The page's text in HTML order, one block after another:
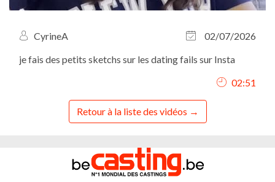
CyrineA
02/07/2026
je fais des petits sketchs sur les dating fails sur Insta
02:51
Retour à la liste des vidéos